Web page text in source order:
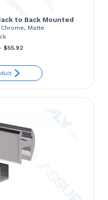
to Back Mounted
Matte
$55.92Price
$53.44
through